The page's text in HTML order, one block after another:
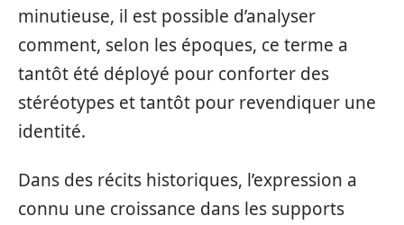
minutieuse, il est possible d’analyser
comment, selon les époques, ce terme a
tantôt été déployé pour conforter des
stéréotypes et tantôt pour revendiquer une
identité.
Dans des récits historiques, l’expression a
connu une croissance dans les supports